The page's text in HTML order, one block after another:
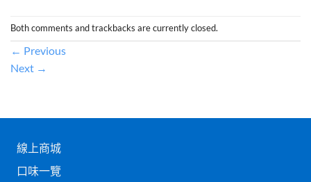
Both comments and trackbacks are currently closed.
← Previous
Next →
線上商城
口味一覽